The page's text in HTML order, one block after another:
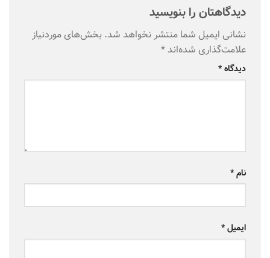
دیدگاهتان را بنویسید
نشانی ایمیل شما منتشر نخواهد شد. بخش‌های موردنیاز
علامت‌گذاری شده‌اند *
دیدگاه*
نام*
ایمیل*